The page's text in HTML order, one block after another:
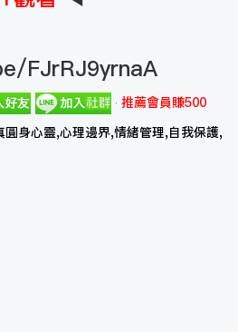
FJrRJ9yrnaA
推薦會員賺500
身心靈,心理邊界,情緒管理,自我保護,